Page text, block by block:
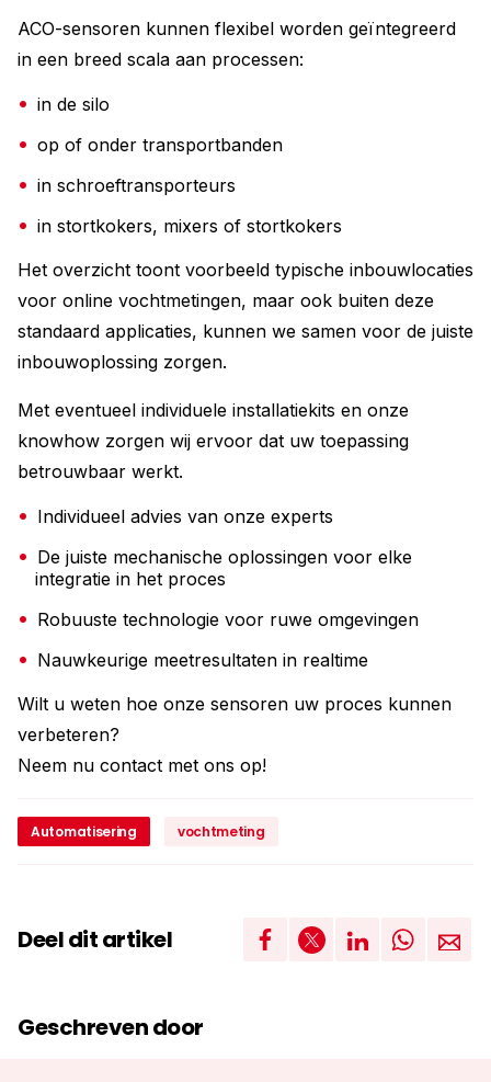
ACO-sensoren kunnen flexibel worden geïntegreerd
in een breed scala aan processen:
in de silo
op of onder transportbanden
in schroeftransporteurs
in stortkokers, mixers of stortkokers
Het overzicht toont voorbeeld typische inbouwlocaties
voor online vochtmetingen, maar ook buiten deze
standaard applicaties, kunnen we samen voor de juiste
inbouwoplossing zorgen.
Met eventueel individuele installatiekits en onze
knowhow zorgen wij ervoor dat uw toepassing
betrouwbaar werkt.
Individueel advies van onze experts
De juiste mechanische oplossingen voor elke
integratie in het proces
Robuuste technologie voor ruwe omgevingen
Nauwkeurige meetresultaten in realtime
Wilt u weten hoe onze sensoren uw proces kunnen
verbeteren?
Neem nu contact met ons op!
Automatisering vochtmeting
Deel dit artikel
Geschreven door